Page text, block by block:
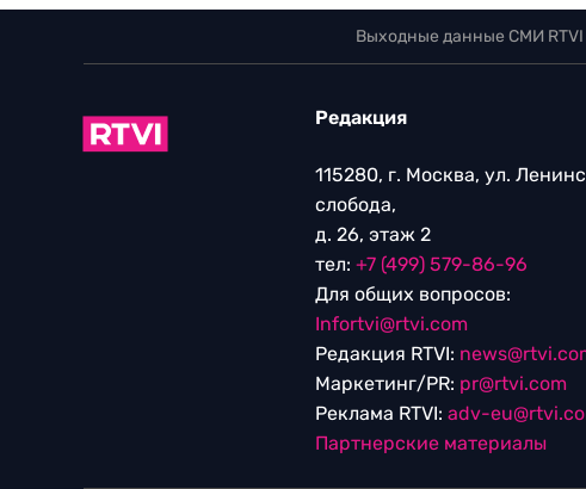
Выходные данные СМИ RTVI
Редакция
115280, г. Москва, ул.
слобода,
д. 26, этаж 2
тел: +7 (499) 579-86-96
Для общих вопросов:
Infortvi@rtvi.com
Редакция RTVI:
Маркетинг/PR: pr@rtvi.com
Реклама RTVI: adv-
Партнерские материалы